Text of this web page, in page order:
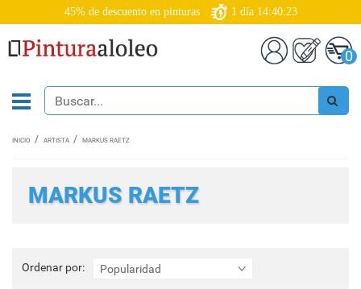
45% de descuento en pinturas 1 día 14:40:22
0
INICIO ARTISTA MARKUS RAETZ
MARKUS RAETZ
Ordenar por: Popularidad
Ordenar
por: